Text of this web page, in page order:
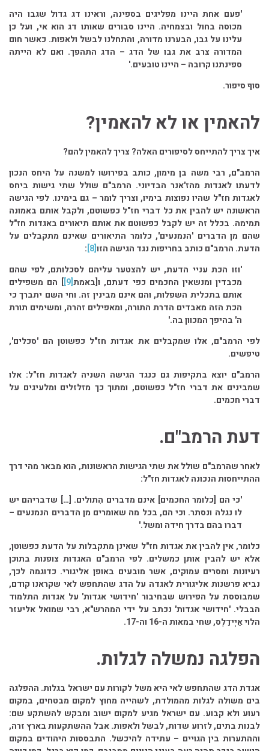
'פעם אחת היינו מפליגים בספינה, וראינו דג גדול שגבו היה
מכוסה בחול ובצמחיה. היינו סבורים שאותו דג הוא אי, ועל כן
עלינו על גבו, הבערנו מדורה, והתחלנו לבשל ולאפות. כאשר חום
המדורה צרב את גבו של הדג – הדג התהפך. ואם לא הייתה
ספינתנו קרובה – היינו טובעים.'
סוף סיפור.
להאמין או לא להאמין?
איך צריך להתייחס לסיפורים האלה? צריך להאמין להם?
הרמב"ם, רבי משה בן מימון, כותב בפירושו למשנה על היחס הנכון
לדעתו לאגדות מהז'אנר הבדיוני. הרמב"ם שולל שתי גישות ביחס
לאגדות חז"ל שהיו נפוצות בימיו, וצריך לומר – גם בימינו. לפי הגישה
הראשונה יש להבין את כל דברי חז"ל כפשוטם, ולקבל אותם באמונה
תמימה. בכלל זה יש לקבל כפשוטם את אותם תיאורים באגדות חז"ל
שהם מן הדברים 'הנמנעים', כלומר התיאורים שאינם מתקבלים על
הדעת. הרמב"ם כותב בחריפות נגד הגישה הזו[8]
:
'וזו הכת עניי הדעת, יש להצטער עליהם לסכלותם, לפי שהם
מכבדין ומנשאין החכמים כפי דעתם, ו[באמת[9] ] הם משפילים
אותם בתכלית השפלות, והם אינם מבינין זה. וחי השם יתברך כי
הכת הזה מאבדים הדרת התורה, ומאפילים זהרה, ומשימים תורת
ה' בהיפך המכוון בה.'
לפי הרמב"ם, אלו שמקבלים את אגדות חז"ל כפשוטן הם 'סכלים',
טיפשים.
הרמב"ם יוצא בתקיפות גם כנגד הגישה השניה לאגדות חז"ל: אלו
שמבינים את דברי חז"ל כפשוטם, ומתוך כך מזלזלים ומלעיגים על
דברי חכמים.
דעת הרמב"ם.
לאחר שהרמב"ם שולל את שתי הגישות הראשונות, הוא מבאר מהי דרך
ההתייחסות הנכונה לאגדות חז"ל:
'כי הם [כלומר החכמים] אינם מדברים הִתולים. […] שדבריהם יש
לו נגלה ונסתר. וכי הם, בכל מה שאומרים מן הדברים הנמנעים –
דברו בהם בדרך חידה ומשל.'
כלומר, אין להבין את אגדות חז"ל שאינן מתקבלות על הדעת כפשוטן,
אלא יש להבין אותן כמשלים. לפי הרמב"ם האגדות צופנות בתוכן
רעיונות ומסרים עמוקים, אשר מובעים באופן אליגורי. כדוגמה לכך,
נביא פרשנות אליגורית לאגדה על הדג שהתחפש לאי שקראנו קודם,
שמבוססת על הפירוש שבחיבור 'חידושי אגדות' על אגדות התלמוד
הבבלי. 'חידושי אגדות' נכתב על ידי המהרש"א, רבי שמואל אליעזר
הלוי אֵיְידֵלְס, שחי במאות ה-16 וה-17.
הפלגה נמשלה לגלות.
אגדת הדג שהתחפש לאי היא משל לקורות עם ישראל בגלות. ההפלגה
בים משולה לגלות מהמולדת, לשהייה מחוץ למקום מבטחים, במקום
רעוע ולא קבוע. עם ישראל מגיע למקום ישוב ומבקש להשתקע שם:
לבנות בתים, לזרוע שדות, לבשל ולאפות. אבל ההשתקעות בארץ זרה,
וההתערות בין הגויים – עתידה להיכשל. התבססות היהודים במקום